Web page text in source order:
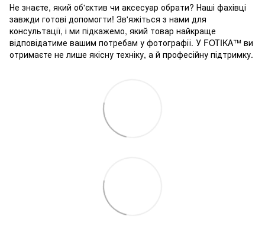
Не знаєте, який об'єктив чи аксесуар обрати? Наші фахівці
завжди готові допомогти! Зв'яжіться з нами для
консультації, і ми підкажемо, який товар найкраще
відповідатиме вашим потребам у фотографії. У FOTIKA™ ви
отримаєте не лише якісну техніку, а й професійну підтримку.